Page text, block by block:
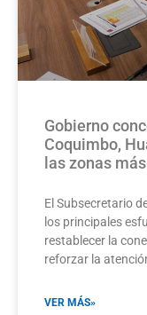
Gobierno
Coquimbo,
las zonas
El Subsecretario
los principales
restablecer la
reforzar la
VER MÁS»